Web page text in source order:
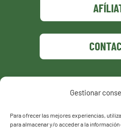
Gestionar
Para ofrecer las mejores experiencias,
para almacenar y/o acceder a la